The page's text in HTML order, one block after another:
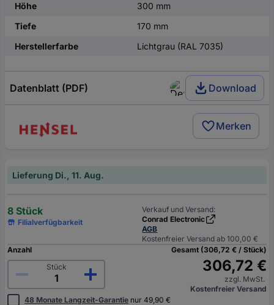
Höhe
300 mm
Tiefe
170 mm
Herstellerfarbe
Lichtgrau (RAL 7035)
Datenblatt (PDF) Download
Merken
Lieferung Di., 11. Aug.
8 Stück
Filialverfügbarkeit
Verkauf und Versand:
Conrad Electronic
AGB
Kostenfreier Versand ab 100,00 €
Anzahl
Stück
Gesamt (306,72 € / Stück)
306,72 €
zzgl. MwSt.
Kostenfreier Versand
48 Monate Langzeit-Garantie nur 49,90 €